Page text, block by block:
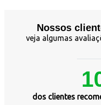
Nossos
veja algumas
dos clientes